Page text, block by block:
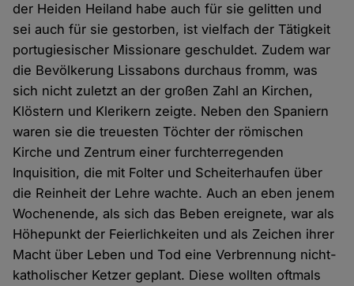
der Heiden Heiland habe auch für sie gelitten und
sei auch für sie gestorben, ist vielfach der Tätigkeit
portugiesischer Missionare geschuldet. Zudem war
die Bevölkerung Lissabons durchaus fromm, was
sich nicht zuletzt an der großen Zahl an Kirchen,
Klöstern und Klerikern zeigte. Neben den Spaniern
waren sie die treuesten Töchter der römischen
Kirche und Zentrum einer furchterregenden
Inquisition, die mit Folter und Scheiterhaufen über
die Reinheit der Lehre wachte. Auch an eben jenem
Wochenende, als sich das Beben ereignete, war als
Höhepunkt der Feierlichkeiten und als Zeichen ihrer
Macht über Leben und Tod eine Verbrennung nicht-
katholischer Ketzer geplant. Diese wollten oftmals